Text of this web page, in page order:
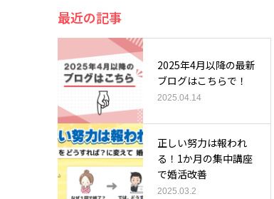
最近の記事
2025年4月以降の最新
ブログはこちらで！
2025.04.14
正しい努力は報われ
る！1か月の集中講座
で婚活改善
2025.03.2